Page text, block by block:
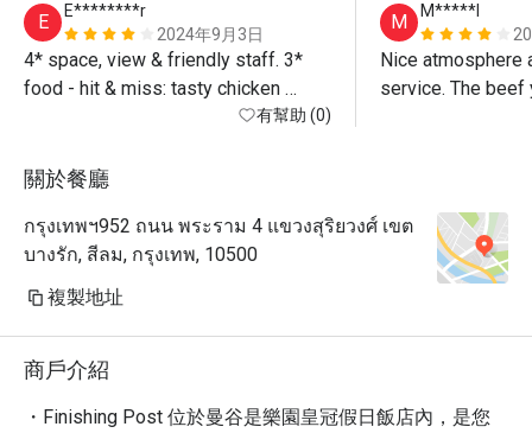
E
E********r
2024年9月3日
4* space, view & friendly staff. 3*
food - hit & miss: tasty chicken
wings & truffle fries, but the fried
more flavors (cheese needed
有幫助 (0)
M
M*****l
Nice atmosphere
service. The beef
關於餐廳
กรุงเทพฯ952 ถนน พระราม 4 แขวงสุริยวงศ์ เขต
บางรัก, สีลม, กรุงเทพ, 10500
複製地址
商戶介紹
・Finishing Post 位於曼谷是樂園皇冠假日飯店內，是您